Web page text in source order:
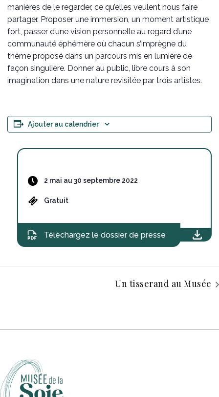
manières de le regarder, ce qu’elles veulent nous faire
partager. Proposer une immersion, un moment artistique
fort, passer d’une vision personnelle au regard d’une
communauté éphémère où chacun s’imprègne du
thème proposé dans un parcours mis en lumière de
façon singulière. Donner au public, libre cours à son
imagination dans une nature revisitée par trois artistes.
Ajouter au calendrier
2 mai au 30 septembre 2022
Gratuit
Téléchargez le dossier de presse
Un tisserand au Musée